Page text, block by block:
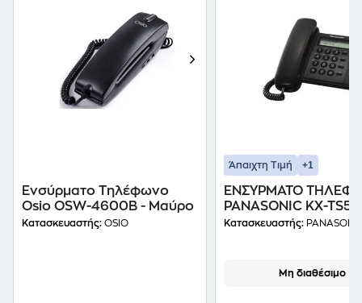
Ενσύρματο Τηλέφωνο
Osio OSW-4600B - Μαύρο
Κατασκευαστής: OSIO
Άπαιχτη Τιμή +1
ENΣΥΡΜΑΤΟ
PANASONIC KX-
Κατασκευαστής:
Μη διαθέσιμο